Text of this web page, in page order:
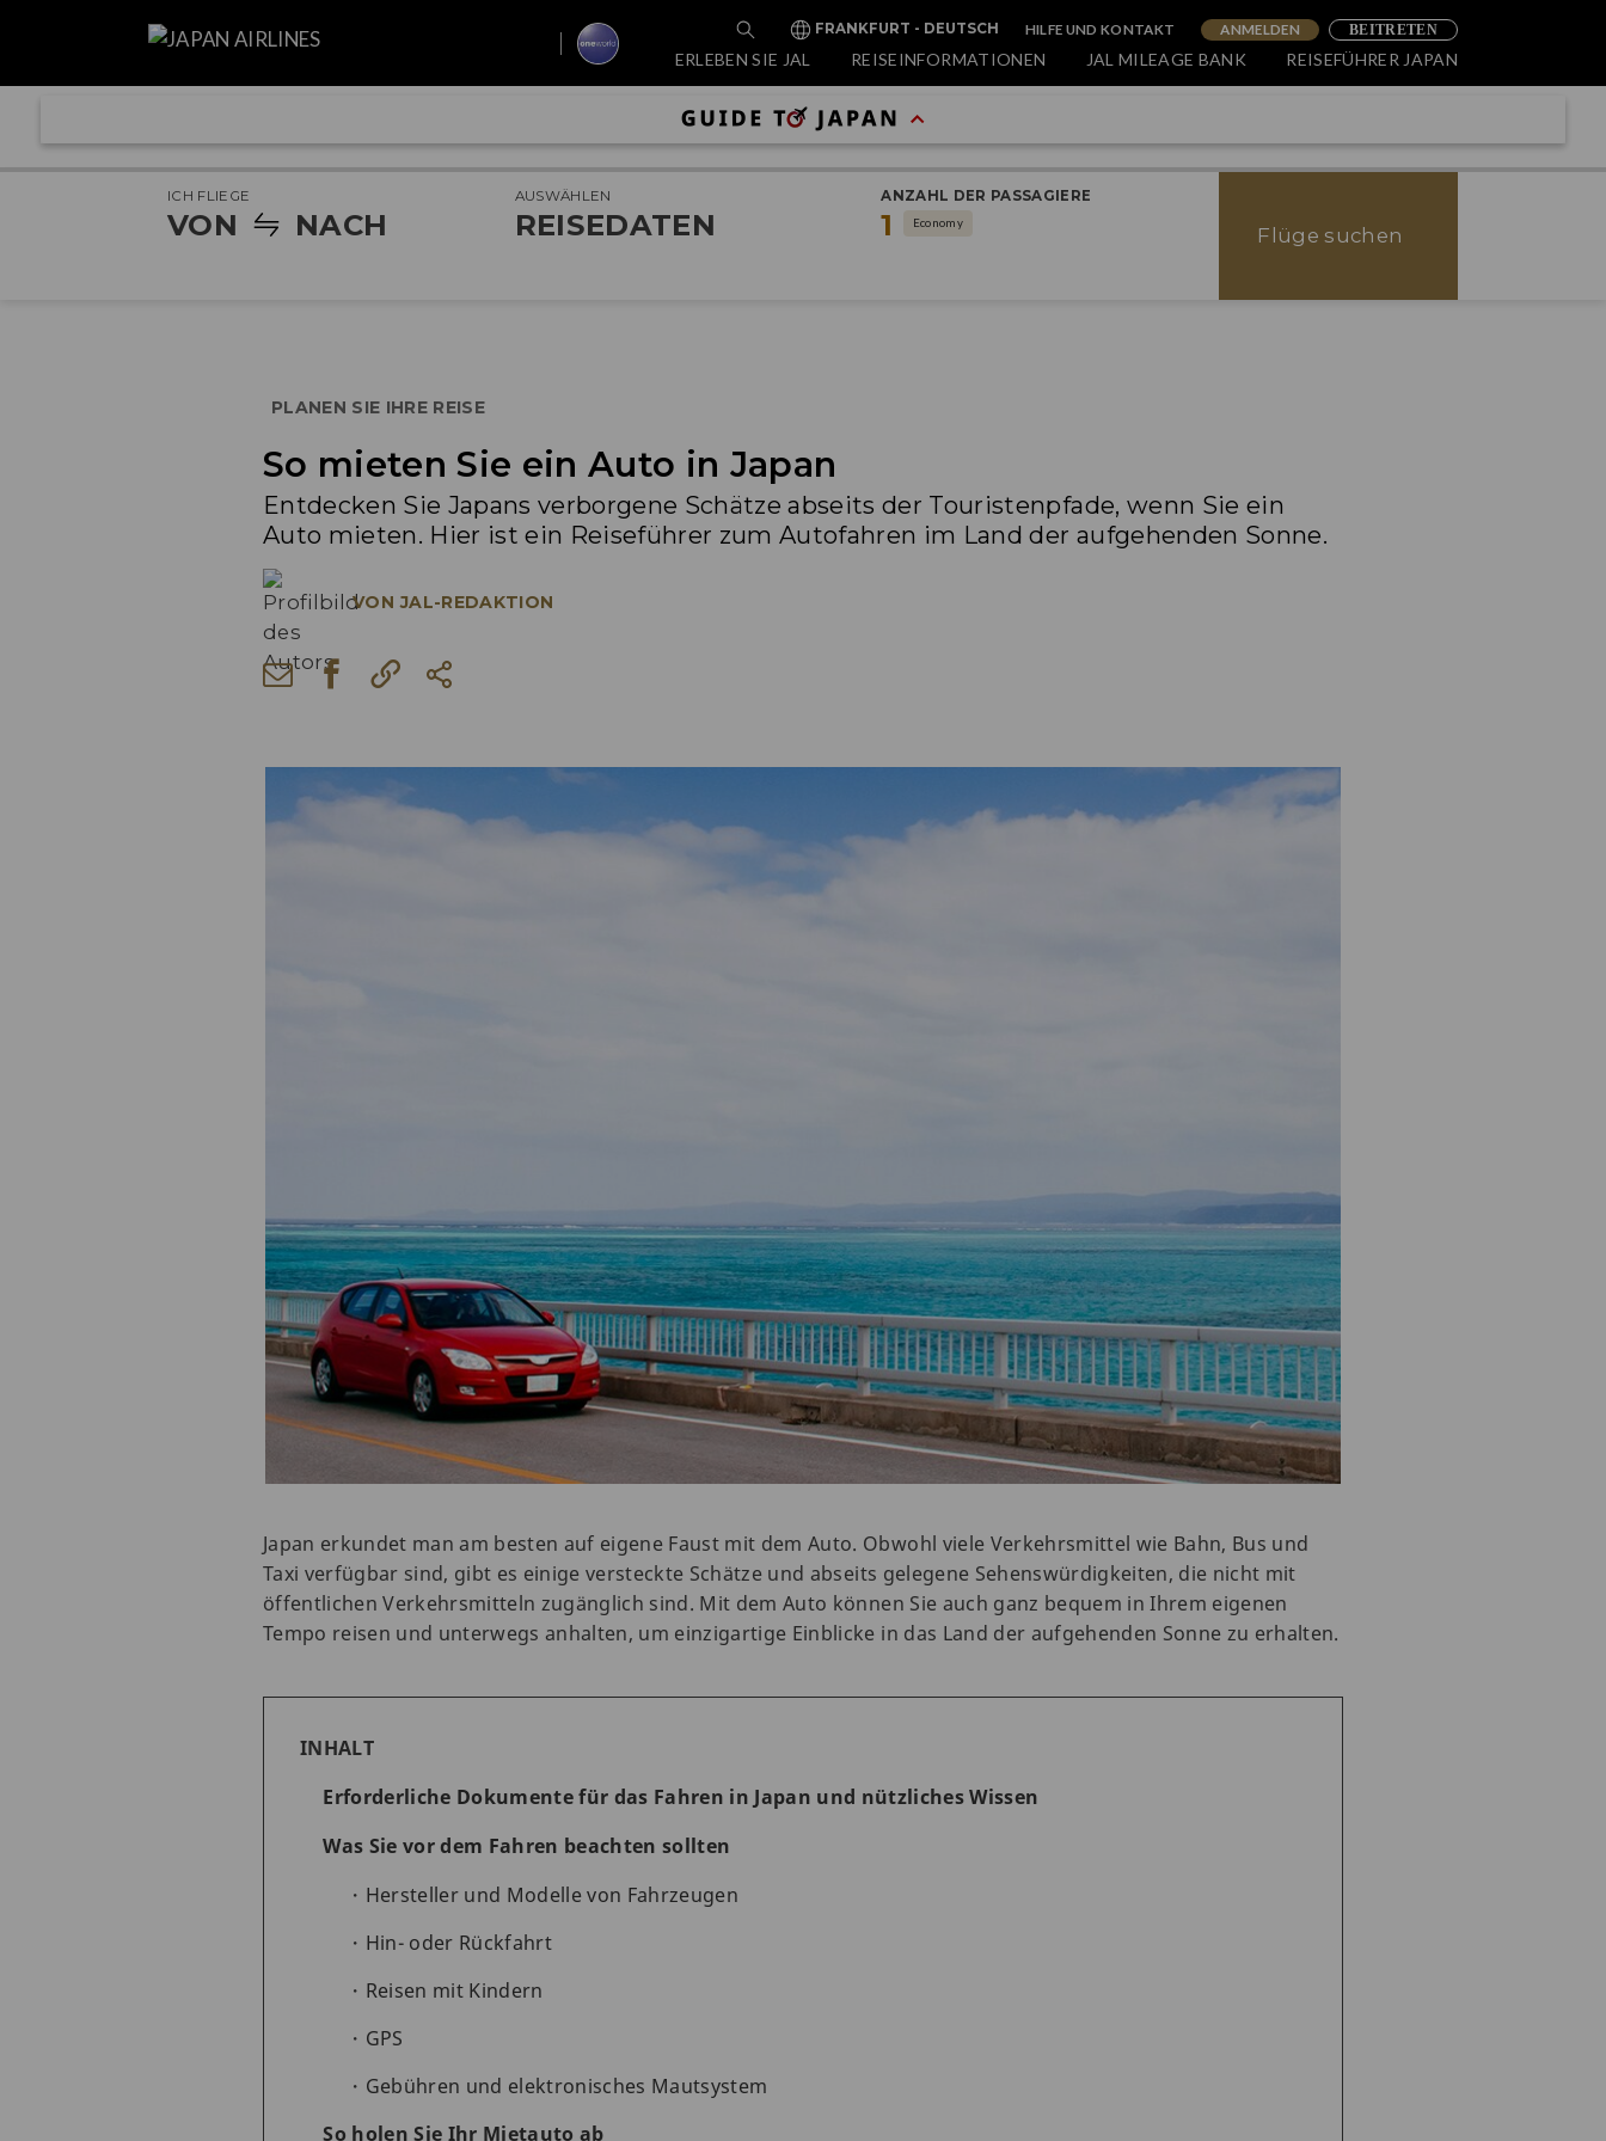
FRANKFURT - DEUTSCH HILFE UND KONTAKT ANMELDEN BEITRETEN
ERLEBEN SIE JAL REISEINFORMATIONEN JAL MILEAGE BANK REISEFÜHRER JAPAN
ICH FLIEGE
VON NACH
AUSWÄHLEN
REISEDATEN
ANZAHL DER PASSAGIERE
1 Economy
Flüge suchen
PLANEN SIE IHRE REISE
So mieten Sie ein Auto in Japan
Entdecken Sie Japans verborgene Schätze abseits der Touristenpfade, wenn Sie ein
Auto mieten. Hier ist ein Reiseführer zum Autofahren im Land der aufgehenden Sonne.
VON JAL-REDAKTION
Japan erkundet man am besten auf eigene Faust mit dem Auto. Obwohl viele Verkehrsmittel wie Bahn, Bus und
Taxi verfügbar sind, gibt es einige versteckte Schätze und abseits gelegene Sehenswürdigkeiten, die nicht mit
öffentlichen Verkehrsmitteln zugänglich sind. Mit dem Auto können Sie auch ganz bequem in Ihrem eigenen
Tempo reisen und unterwegs anhalten, um einzigartige Einblicke in das Land der aufgehenden Sonne zu erhalten.
INHALT
Erforderliche Dokumente für das Fahren in Japan und nützliches Wissen
Was Sie vor dem Fahren beachten sollten
Hersteller und Modelle von Fahrzeugen
Hin- oder Rückfahrt
Reisen mit Kindern
GPS
Gebühren und elektronisches Mautsystem
So holen Sie Ihr Mietauto ab